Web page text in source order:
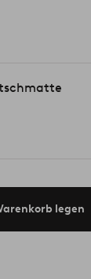
legen